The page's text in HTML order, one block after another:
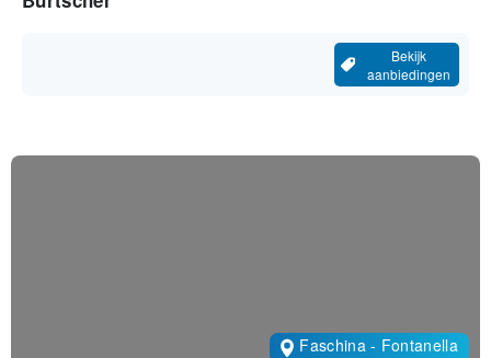
Bekijk
aanbiedingen
Faschina - Fontanella